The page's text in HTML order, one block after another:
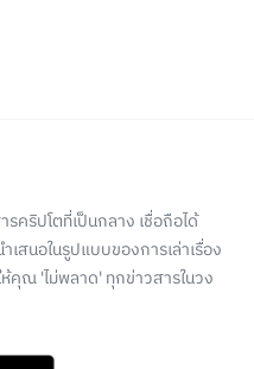
คริปโตที่เป็นกลาง เชื่อถือได้
เสนอในรูปแบบของการเล่าเรื่อง
ห้คุณ 'ไม่พลาด' ทุกข่าวสารในวง